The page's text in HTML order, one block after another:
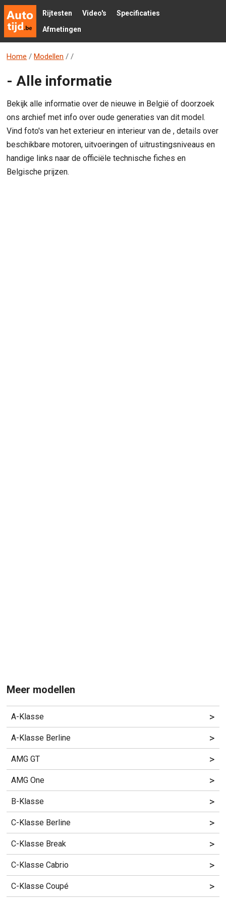
Rijtesten Video's
Specificaties
Afmetingen
Home / Modellen / /
- Alle informatie
Bekijk alle informatie over de nieuwe in België of doorzoek
ons archief met info over oude generaties van dit model.
Vind foto's van het exterieur en interieur van de , details over
beschikbare motoren, uitvoeringen of uitrustingsniveaus en
handige links naar de officiële technische fiches en
Belgische prijzen.
Meer modellen
A-Klasse >
A-Klasse Berline >
AMG GT >
AMG One >
B-Klasse >
C-Klasse Berline >
C-Klasse Break >
C-Klasse Cabrio >
C-Klasse Coupé >